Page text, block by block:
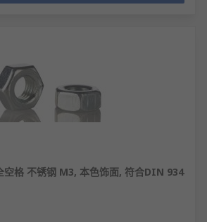
类型，圆形薄片，用于分散压
环形设计，提供弹性力防止螺
内外圈带锐角锯齿，咬合接触
空格 不锈钢 M3, 本色饰面, 符合DIN 934